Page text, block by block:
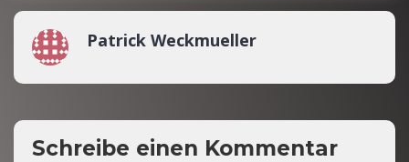
Patrick Weckmueller
Schreibe einen Kommentar